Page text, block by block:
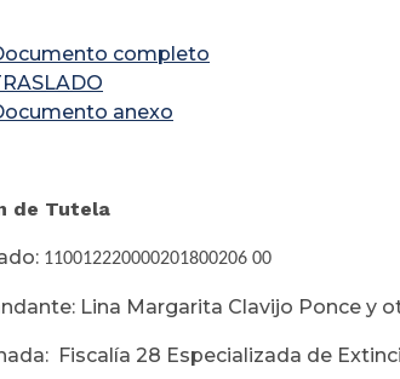
completo
anexo
de Tutela
110012220000201800206 00
Lina Margarita Clavijo Ponce y
Fiscalía 28 Especializada de